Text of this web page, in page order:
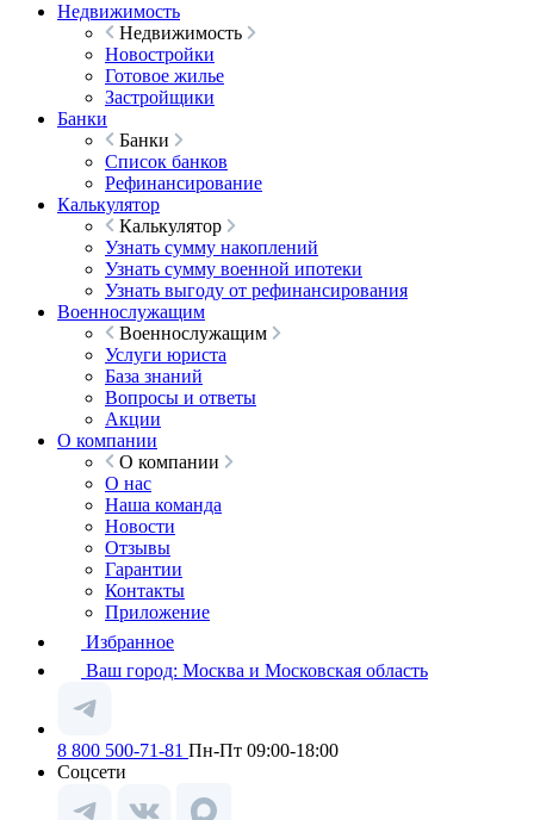
Недвижимость
Недвижимость
Новостройки
Готовое жилье
Застройщики
Банки
Банки
Список банков
Рефинансирование
Калькулятор
Калькулятор
Узнать сумму накоплений
Узнать сумму военной ипотеки
Узнать выгоду от рефинансирования
Военнослужащим
Военнослужащим
Услуги юриста
База знаний
Вопросы и ответы
Акции
О компании
О компании
О нас
Наша команда
Новости
Отзывы
Гарантии
Контакты
Приложение
Избранное
Ваш город: Москва и Московская область
8 800 500-71-81 Пн-Пт 09:00-18:00
Соцсети